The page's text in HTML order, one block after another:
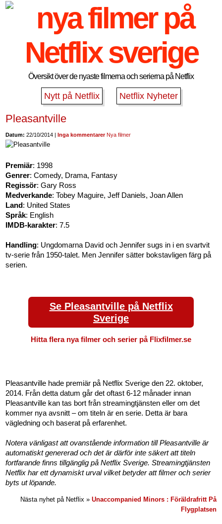
Översikt över de nyaste filmerna och serierna på Netflix
Nytt på Netflix Netflix Nyheter
Pleasantville
Datum: 22/10/2014 |Inga kommentarer Nya filmer
Premiär: 1998
Genrer: Comedy, Drama, Fantasy
Regissör: Gary Ross
Medverkande: Tobey Maguire, Jeff Daniels, Joan Allen
Land: United States
Språk: English
IMDB-karakter: 7.5
Handling: Ungdomarna David och Jennifer sugs in i en svartvit
tv-serie från 1950-talet. Men Jennifer sätter bokstavligen färg på
serien.
Se Pleasantville på Netflix
Sverige
Hitta flera nya filmer och serier på Flixfilmer.se
Pleasantville hade premiär på Netflix Sverige den 22. oktober,
2014. Från detta datum går det oftast 6-12 månader innan
Pleasantville kan tas bort från streamingtjänsten eller om det
kommer nya avsnitt – om titeln är en serie. Detta är bara
vägledning och baserat på erfarenhet.
Notera vänligast att ovanstående information till Pleasantville är
automatiskt genererad och det är därför inte säkert att titeln
fortfarande finns tillgänglig på Netflix Sverige. Streamingtjänsten
Netflix har ett dynamiskt urval vilket betyder att filmer och serier
byts ut löpande.
Nästa nyhet på Netflix » Unaccompanied Minors : Föräldrafritt På
Flygplatsen